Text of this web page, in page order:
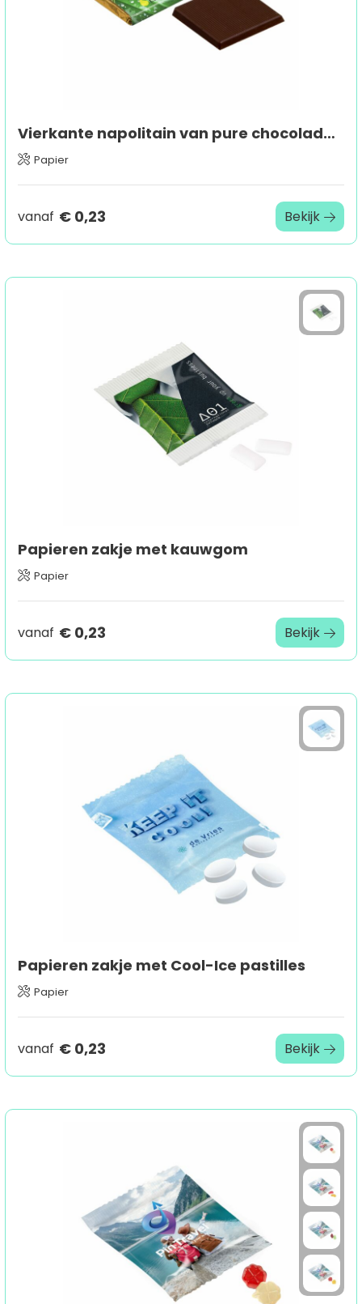
Vierkante napolitain van pure chocolade (vanaf 5.070 stuks)
Papier
vanaf € 0,23 Bekijk
Papieren zakje met kauwgom
Papier
vanaf € 0,23 Bekijk
Papieren zakje met Cool-Ice pastilles
Papier
vanaf € 0,23 Bekijk